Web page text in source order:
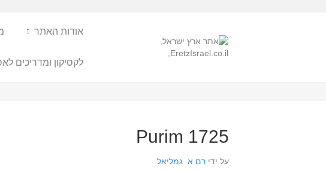
אודות האתר
לקסיקון ומדריכים
1725 Purim
על ידי רם א. גמליאל